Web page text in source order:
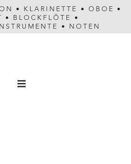
• KLARINETTE • OBOE
•
• BLOCKFLÖTE
•
• NOTEN